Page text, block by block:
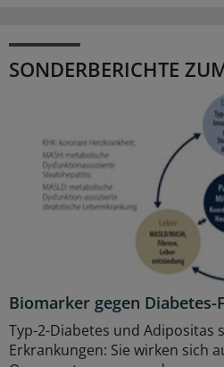
SONDERBERICHTE
Biomarker gegen Diabetes-
Typ-2-Diabetes und Adipositas
Erkrankungen: Sie wirken sich